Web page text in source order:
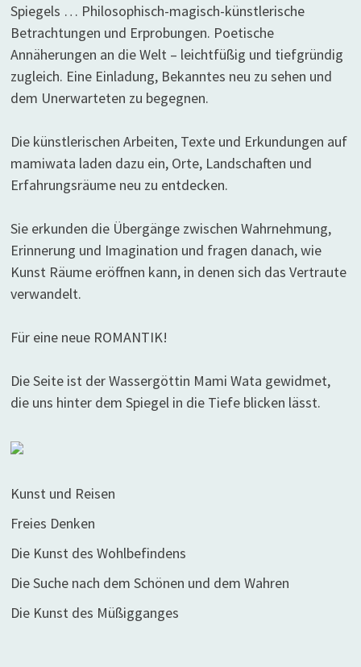
Spiegels … Philosophisch-magisch-künstlerische
Betrachtungen und Erprobungen. Poetische
Annäherungen an die Welt – leichtfüßig und tiefgründig
zugleich. Eine Einladung, Bekanntes neu zu sehen und
dem Unerwarteten zu begegnen.
Die künstlerischen Arbeiten, Texte und Erkundungen auf
mamiwata laden dazu ein, Orte, Landschaften und
Erfahrungsräume neu zu entdecken.
Sie erkunden die Übergänge zwischen Wahrnehmung,
Erinnerung und Imagination und fragen danach, wie
Kunst Räume eröffnen kann, in denen sich das Vertraute
verwandelt.
Für eine neue ROMANTIK!
Die Seite ist der Wassergöttin Mami Wata gewidmet,
die uns hinter dem Spiegel in die Tiefe blicken lässt.
Kunst und Reisen
Freies Denken
Die Kunst des Wohlbefindens
Die Suche nach dem Schönen und dem Wahren
Die Kunst des Müßigganges